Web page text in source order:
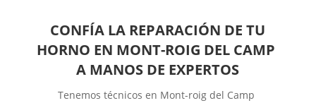
CONFÍA LA REPARACIÓN DE TU
HORNO EN MONT-ROIG DEL CAMP
A MANOS DE EXPERTOS
Tenemos técnicos en Mont-roig del Camp